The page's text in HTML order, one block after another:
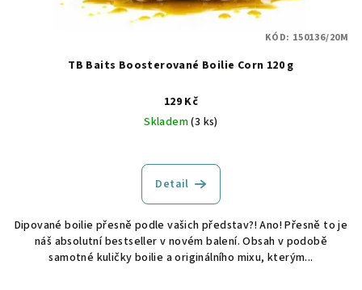
TB Baits Boosterované Boilie Corn 120 g
129 Kč
Skladem(3 ks)
Detail
Dipované boilie přesně podle vašich představ?! Ano! Přesně to je
náš absolutní bestseller v novém balení. Obsah v podobě
samotné kuličky boilie a originálního mixu, kterým...
KÓD: 150136/20M